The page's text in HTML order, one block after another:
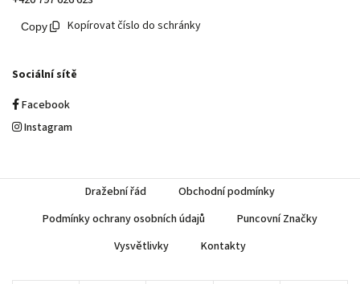
Kopírovat číslo do schránky
Sociální sítě
Facebook
Instagram
Dražební řád
Obchodní podmínky
Podmínky ochrany osobních údajů
Puncovní Značky
Vysvětlivky
Kontakty